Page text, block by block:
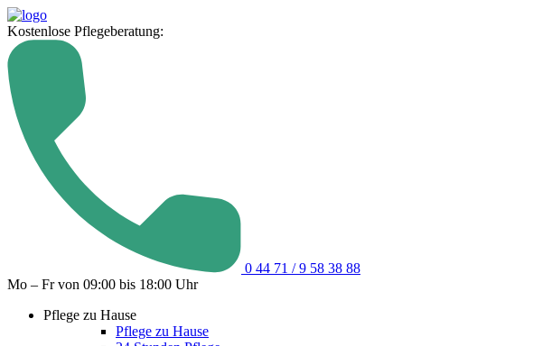
Kostenlose Pflegeberatung:
0 44 71 / 9 58 38 88
Mo – Fr von 09:00 bis 18:00 Uhr
Pflege zu Hause
Pflege zu Hause